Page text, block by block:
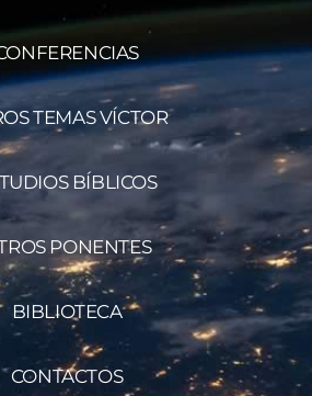
TEMAS VÍCTOR
BÍBLICOS
PONENTES
BIBLIOTECA
CONTACTOS